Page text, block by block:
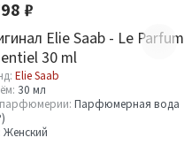
₽
Elie Saab - Le Parfum
30 ml
Elie Saab
30 мл
Парфюмерная вода
Женский